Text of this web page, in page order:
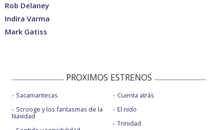
Rob Delaney
Indira Varma
Mark Gatiss
PROXIMOS ESTRENOS
Sacamantecas
Scrooge y los fantasmas de la
Navidad
Cuenta atrás
El nido
Trinidad